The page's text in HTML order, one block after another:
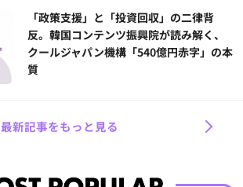
「政策支援」と「投資回収」の二律背
反。韓国コンテンツ振興院が読み解く、
クールジャパン機構「540億円赤字」の本
質
最新記事をもっと見る